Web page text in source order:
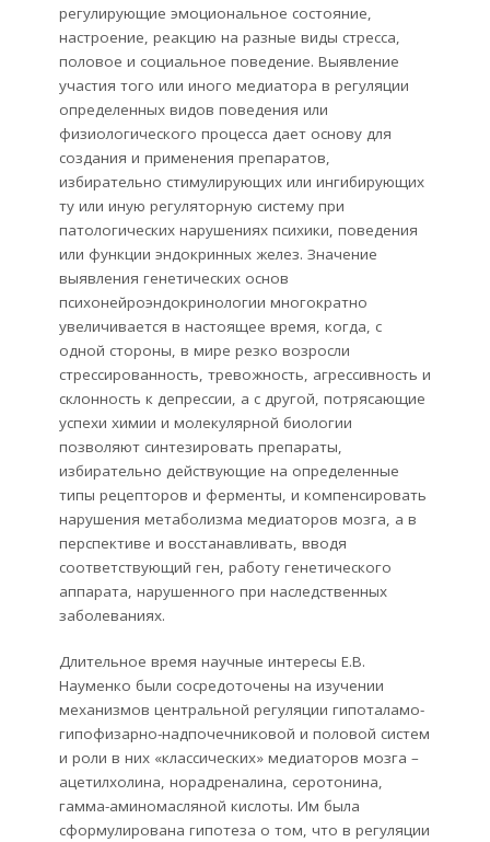
регулирующие эмоциональное состояние,
настроение, реакцию на разные виды стресса,
половое и социальное поведение. Выявление
участия того или иного медиатора в регуляции
определенных видов поведения или
физиологического процесса дает основу для
создания и применения препаратов,
избирательно стимулирующих или ингибирующих
ту или иную регуляторную систему при
патологических нарушениях психики, поведения
или функции эндокринных желез. Значение
выявления генетических основ
психонейроэндокринологии многократно
увеличивается в настоящее время, когда, с
одной стороны, в мире резко возросли
стрессированность, тревожность, агрессивность и
склонность к депрессии, а с другой, потрясающие
успехи химии и молекулярной биологии
позволяют синтезировать препараты,
избирательно действующие на определенные
типы рецепторов и ферменты, и компенсировать
нарушения метаболизма медиаторов мозга, а в
перспективе и восстанавливать, вводя
соответствующий ген, работу генетического
аппарата, нарушенного при наследственных
заболеваниях.
Длительное время научные интересы Е.В.
Науменко были сосредоточены на изучении
механизмов центральной регуляции гипоталамо-
гипофизарно-надпочечниковой и половой систем
и роли в них «классических» медиаторов мозга –
ацетилхолина, норадреналина, серотонина,
гамма-аминомасляной кислоты. Им была
сформулирована гипотеза о том, что в регуляции